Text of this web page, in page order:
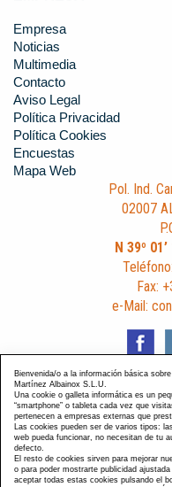
Empresa
Noticias
Multimedia
Contacto
Aviso Legal
Política Privacidad
Política Cookies
Encuestas
Mapa Web
Pol. Ind.
02007
N 39º
Fax:
e-Mail:
Diseño y Desarrollo
está optimizada para
9
Bienvenida/o a la información básica
Martínez Albainox S.L.U.
Una cookie o galleta informática es un
“smartphone” o tableta cada vez que
pertenecen a empresas externas que
Las cookies pueden ser de varios tipos:
web pueda funcionar, no necesitan de tu
defecto.
El resto de cookies sirven para mejorar
o para poder mostrarte publicidad
aceptar todas estas cookies pulsando el